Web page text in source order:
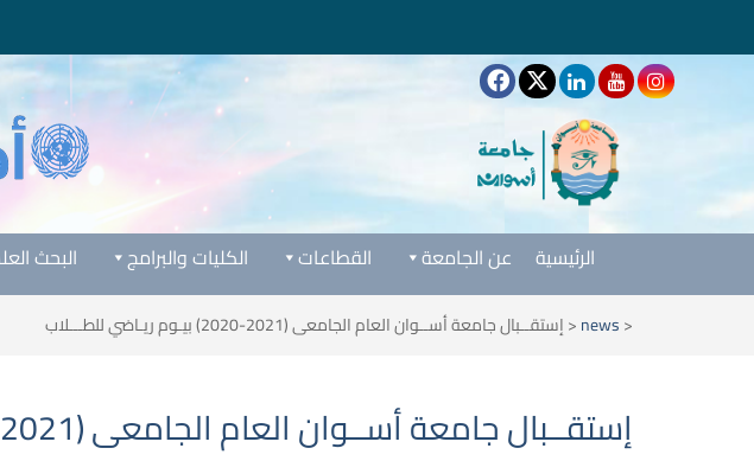
البحث الكليات والبرامج القطاعات عن الجامعة الرئيسية
<
news
<إستقــبال جامعة أســوان العام الجامعى (2021-2020) بيـوم ريـاضي للطـــلاب
إستقــبال جامعة أســوان العام الجامعى (2021-2020) بيـوم ريـاضي للطـــلاب